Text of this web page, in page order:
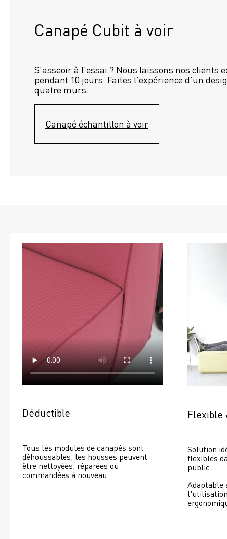
Canapé Cubit à voir
S'asseoir à l'essai ? Nous laissons nos clients
pendant 10 jours. Faites l'expérience d'un
quatre murs.
Canapé échantillon à voir
Déductible
Tous les modules de canapés sont
déhoussables, les housses peuvent
être nettoyées, réparées ou
commandées à nouveau.
Flexible
Solution
flexibles
public.
Adaptable